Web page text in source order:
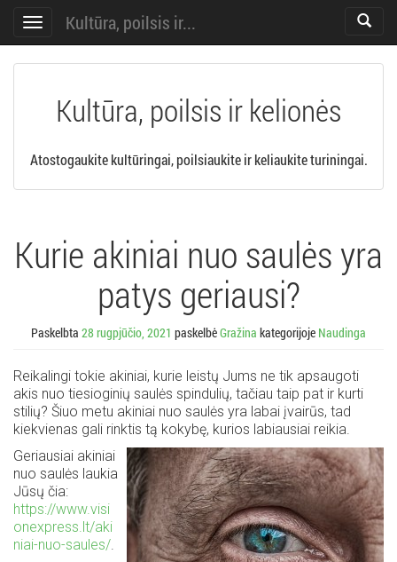
Toggle
navigation
Toggle
Kultūra, poilsis ir...
Kultūra, poilsis ir kelionės
Atostogaukite kultūringai, poilsiaukite ir keliaukite turiningai.
Kurie akiniai nuo saulės yra
patys geriausi?
Paskelbta 28 rugpjūčio, 2021 paskelbėGražina kategorijoje Naudinga
Reikalingi tokie akiniai, kurie leistų Jums ne tik apsaugoti
akis nuo tiesioginių saulės spindulių, tačiau taip pat ir kurti
stilių? Šiuo metu akiniai nuo saulės yra labai įvairūs, tad
kiekvienas gali rinktis tą kokybę, kurios labiausiai reikia.
Geriausiai akiniai
nuo saulės laukia
Jūsų čia:
https://www.visi
onexpress.lt/aki
niai-nuo-saules/.